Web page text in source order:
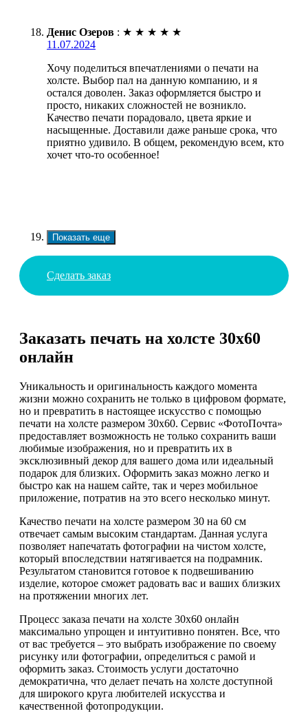
Денис Озеров : ★ ★ ★ ★ ★
11.07.2024
Хочу поделиться впечатлениями о печати на
холсте. Выбор пал на данную компанию, и я
остался доволен. Заказ оформляется быстро и
просто, никаких сложностей не возникло.
Качество печати порадовало, цвета яркие и
насыщенные. Доставили даже раньше срока, что
приятно удивило. В общем, рекомендую всем, кто
хочет что-то особенное!
Показать еще
Сделать заказ
Заказать печать на холсте 30х60
онлайн
Уникальность и оригинальность каждого момента
жизни можно сохранить не только в цифровом формате,
но и превратить в настоящее искусство с помощью
печати на холсте размером 30х60. Сервис «ФотоПочта»
предоставляет возможность не только сохранить ваши
любимые изображения, но и превратить их в
эксклюзивный декор для вашего дома или идеальный
подарок для близких. Оформить заказ можно легко и
быстро как на нашем сайте, так и через мобильное
приложение, потратив на это всего несколько минут.
Качество печати на холсте размером 30 на 60 см
отвечает самым высоким стандартам. Данная услуга
позволяет напечатать фотографии на чистом холсте,
который впоследствии натягивается на подрамник.
Результатом становится готовое к подвешиванию
изделие, которое сможет радовать вас и ваших близких
на протяжении многих лет.
Процесс заказа печати на холсте 30х60 онлайн
максимально упрощен и интуитивно понятен. Все, что
от вас требуется – это выбрать изображение по своему
рисунку или фотографии, определиться с рамой и
оформить заказ. Стоимость услуги достаточно
демократична, что делает печать на холсте доступной
для широкого круга любителей искусства и
качественной фотопродукции.